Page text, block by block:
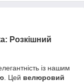
Розкішний
із нашим
. Цей велюровий